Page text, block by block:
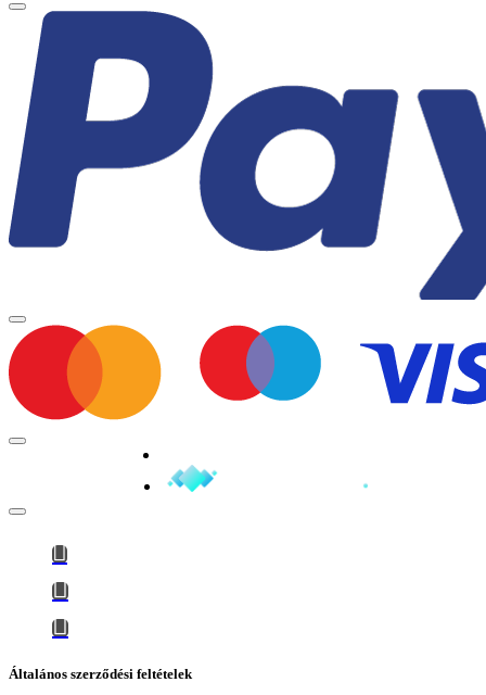
Általános szerződési feltételek